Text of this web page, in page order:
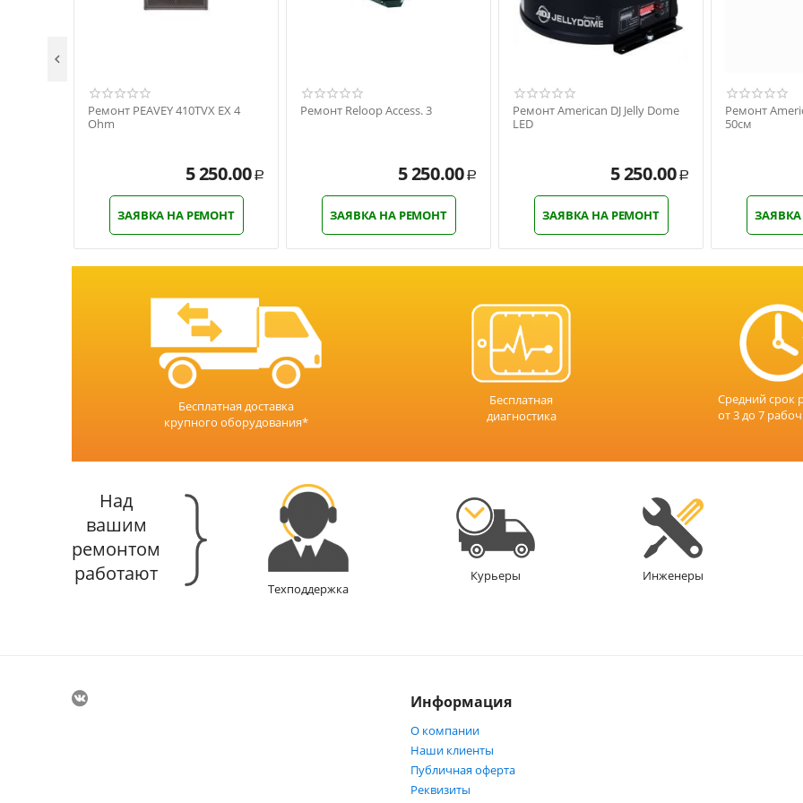
Ремонт PEAVEY 410TVX EX 4
Ohm
5 250.00 Р
ЗАЯВКА НА РЕМОНТ
Ремонт Reloop Access. 3
5 250.00 Р
ЗАЯВКА НА РЕМОНТ
Ремонт American DJ Jelly Dome
LED
5 250.00 Р
ЗАЯВКА НА РЕМОНТ
Ремонт
50см

Бесплатная доставка
крупного оборудования*
Бесплатная
диагностика
Средний срок
от 3 до 7
Над
вашим
ремонтом
работают
Техподдержка
Курьеры Инженеры
Информация
О компании
Наши клиенты
Публичная оферта
Реквизиты